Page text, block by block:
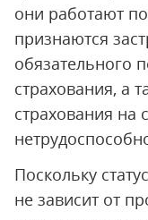
они работают
признаются
обязательного
страхования, а
страхования на
Поскольку
не зависит от